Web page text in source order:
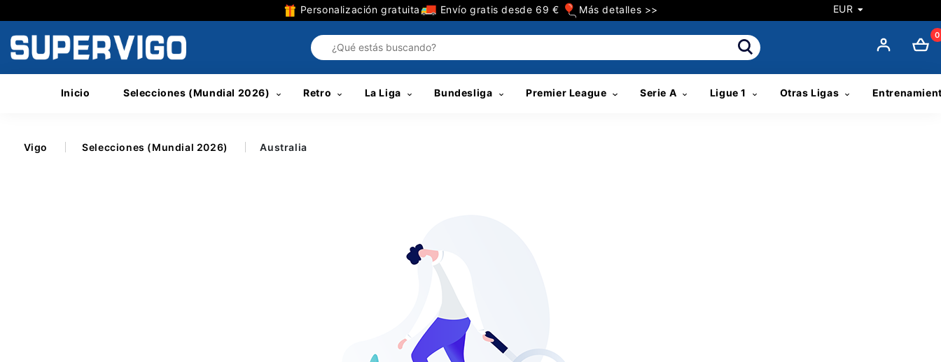
EUR
Personalización gratuita Envío gratis desde 69 € Más detalles >>
0
Inicio Selecciones (Mundial 2026) Retro La Liga Bundesliga Premier League Serie A Ligue 1 Otras Ligas
Vigo Selecciones (Mundial 2026) Australia